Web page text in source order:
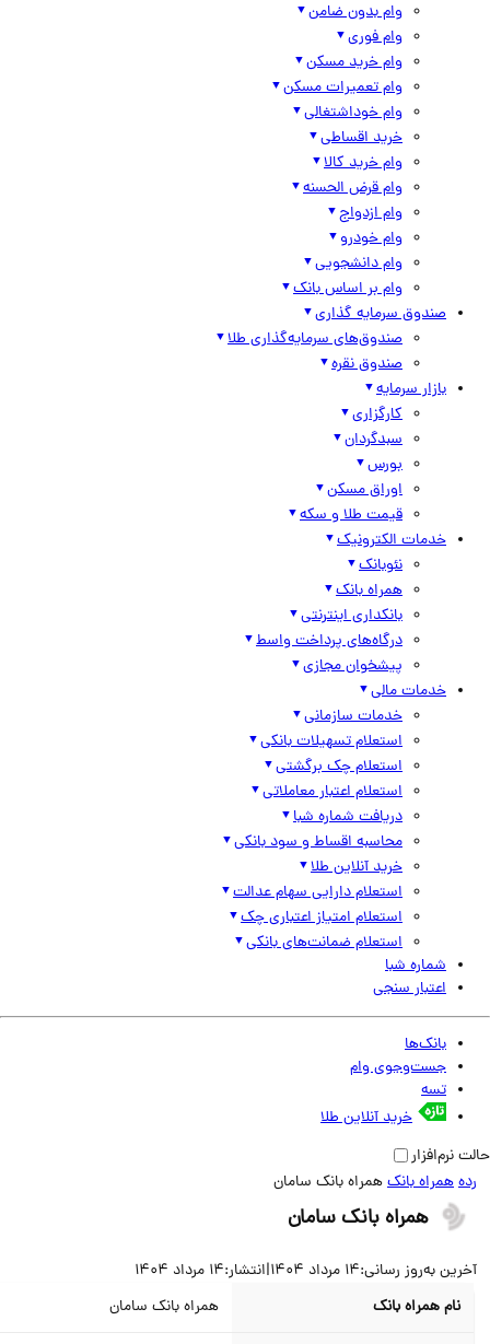
وام بدون ضامن
وام فوری
وام خرید مسکن
وام تعمیرات مسکن
وام خوداشتغالی
خرید اقساطی
وام خرید کالا
وام قرض الحسنه
وام ازدواج
وام خودرو
وام دانشجویی
وام بر اساس بانک
صندوق سرمایه گذاری
صندوق‌های سرمایه‌گذاری طلا
صندوق نقره
بازار سرمایه
کارگزاری
سبدگردان
بورس
اوراق مسکن
قیمت طلا و سکه
خدمات الکترونیک
نئوبانک
همراه بانک
بانکداری اینترنتی
درگاه‌های پرداخت واسط
پیشخوان مجازی
خدمات مالی
خدمات سازمانی
استعلام تسهیلات بانکی
استعلام چک برگشتی
استعلام اعتبار معاملاتی
دریافت شماره شبا
محاسبه اقساط و سود بانکی
خرید آنلاین طلا
استعلام دارایی سهام عدالت
استعلام امتیاز اعتباری چک
استعلام ضمانت‌های بانکی
شماره شبا
اعتبار سنجی
بانک‌ها
جست‌وجوی وام
تسه
خرید آنلاین طلا
همراه بانکهمراه بانک سامان
همراه بانک سامان
به‌روز رسانی:14 مرداد 1404 |انتشار:14 مرداد 1404
نام همراه بانک
همراه بانک سامان